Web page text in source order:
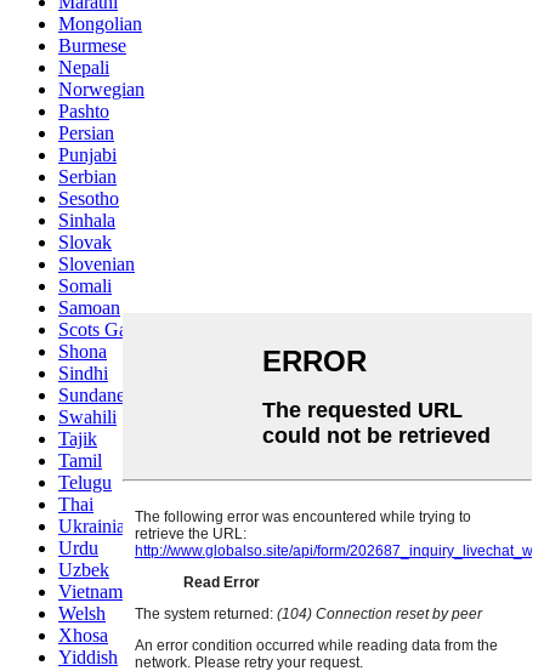
Mongolian
Burmese
Nepali
Norwegian
Pashto
Persian
Punjabi
Serbian
Sesotho
Sinhala
Slovak
Slovenian
Somali
Samoan
Scots Gaelic
Shona
Sindhi
Sundanese
Swahili
Tajik
Tamil
Telugu
Thai
Ukrainian
Urdu
Uzbek
Vietnamese
Welsh
Xhosa
Yiddish